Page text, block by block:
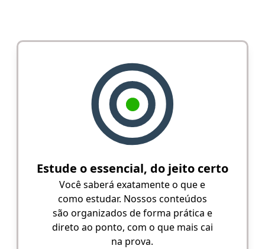
Estude o essencial, do jeito certo
Você saberá exatamente o que e
como estudar. Nossos conteúdos
são organizados de forma prática e
direto ao ponto, com o que mais cai
na prova.